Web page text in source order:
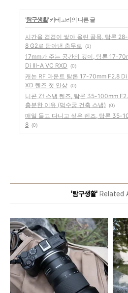
'탐구생활' 카테고리의 다른 글
시간을 겹겹이 쌓아 올린 골목, 탐론
8 G2로 담아낸 충무로
(1)
17mm가 주는 공간의 깊이, 탐론 17-
Di III-A VC RXD
(0)
캐논 RF 마운트 탐론 17-70mm F2.8
XD 렌즈 첫 인상 (0)
니콘 Zf 스냅 렌즈, 탐론 35-100mm
충분한 이유 (덕수궁 건축 스냅)
(0)
매일 들고 다니고 싶은 렌즈, 탐론 35-
8 (0)
'탐구생활'Related